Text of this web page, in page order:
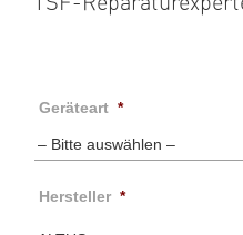
Geräteart *
Hersteller *